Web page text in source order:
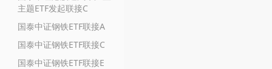
主题ETF发起联接C
国泰中证钢铁ETF联接A
国泰中证钢铁ETF联接C
国泰中证钢铁ETF联接E